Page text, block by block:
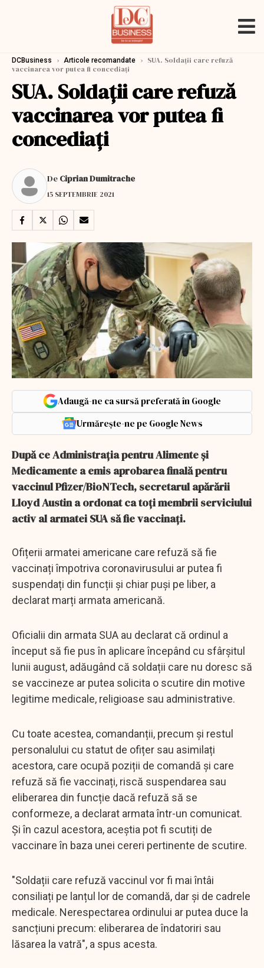
DCBusiness › Articole recomandate › SUA. Soldații care refuză
vaccinarea vor putea fi concediați
SUA. Soldații care refuză
vaccinarea vor putea fi
concediați
De Ciprian Dumitrache
15 SEPTEMBRIE 2021
Adaugă-ne ca sursă preferată în Google
Urmărește-ne pe Google News
După ce Administrația pentru Alimente și
Medicamente a emis aprobarea finală pentru
vaccinul Pfizer/BioNTech, secretarul apărării
Lloyd Austin a ordonat ca toți membrii serviciului
activ al armatei SUA să fie vaccinați.
Ofițerii armatei americane care refuză să fie
vaccinați împotriva coronavirusului ar putea fi
suspendați din funcții și chiar puși pe liber, a
declarat marți armata americană.
Oficialii din armata SUA au declarat că ordinul a
început să fie pus în aplicare începând cu sfârșitul
lunii august, adăugând că soldații care nu doresc să
se vaccineze ar putea solicita o scutire din motive
legitime medicale, religioase sau administrative.
Cu toate acestea, comandanții, precum și restul
personalului cu statut de ofițer sau asimilați
acestora, care ocupă poziții de comandă și care
refuză să fie vaccinați, riscă suspendarea sau
eliberarea din funcție dacă refuză să se
conformeze, a declarat armata într-un comunicat.
Și în cazul acestora, aceștia pot fi scutiți de
vaccinare în baza unei cereri pertinente de scutire.
"Soldații care refuză vaccinul vor fi mai întâi
consiliați pe lanțul lor de comandă, dar și de cadrele
medicale. Nerespectarea ordinului ar putea duce la
sancțiuni precum: eliberarea de îndatoriri sau
lăsarea la vatră", a spus acesta.